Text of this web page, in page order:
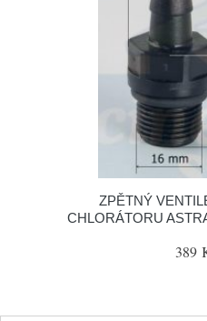
ZPĚTNÝ
CHLORÁTORU
389